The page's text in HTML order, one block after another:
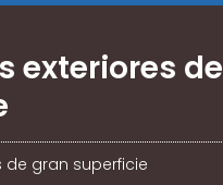
exteriores de
de gran superficie